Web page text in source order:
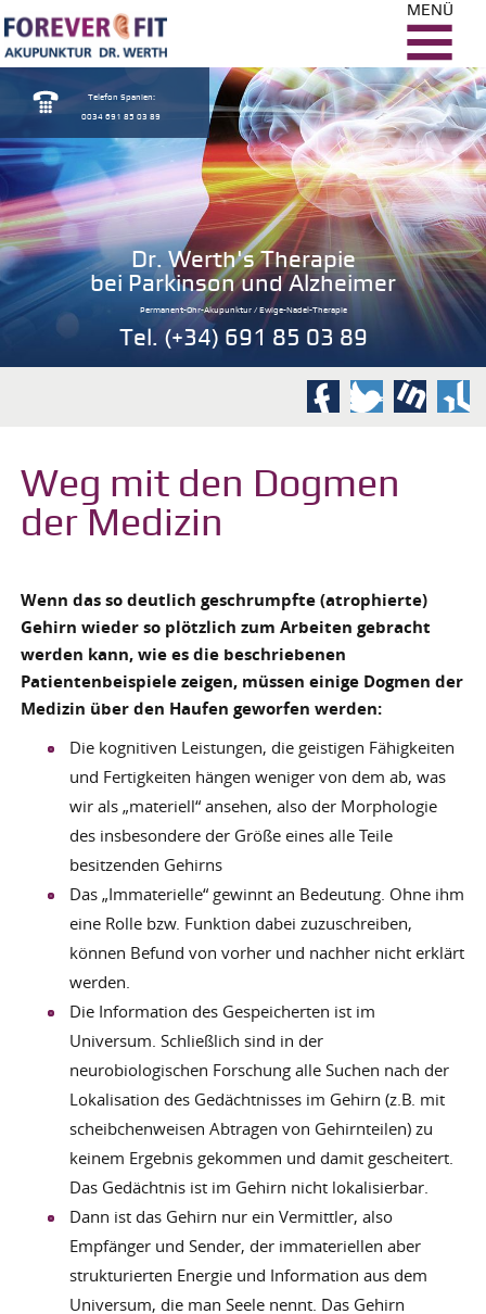
MENÜ
Telefon Spanien:
0034 691 85 03 89
Dr. Werth's Therapie
bei Parkinson und Alzheimer
Permanent-Ohr-Akupunktur / Ewige-Nadel-Therapie
Tel. (+34) 691 85 03 89
Weg mit den Dogmen
der Medizin
Wenn das so deutlich geschrumpfte (atrophierte)
Gehirn wieder so plötzlich zum Arbeiten gebracht
werden kann, wie es die beschriebenen
Patientenbeispiele zeigen, müssen einige Dogmen der
Medizin über den Haufen geworfen werden:
Die kognitiven Leistungen, die geistigen Fähigkeiten
und Fertigkeiten hängen weniger von dem ab, was
wir als „materiell“ ansehen, also der Morphologie
des insbesondere der Größe eines alle Teile
besitzenden Gehirns
Das „Immaterielle“ gewinnt an Bedeutung. Ohne ihm
eine Rolle bzw. Funktion dabei zuzuschreiben,
können Befund von vorher und nachher nicht erklärt
werden.
Die Information des Gespeicherten ist im
Universum. Schließlich sind in der
neurobiologischen Forschung alle Suchen nach der
Lokalisation des Gedächtnisses im Gehirn (z.B. mit
scheibchenweisen Abtragen von Gehirnteilen) zu
keinem Ergebnis gekommen und damit gescheitert.
Das Gedächtnis ist im Gehirn nicht lokalisierbar.
Dann ist das Gehirn nur ein Vermittler, also
Empfänger und Sender, der immateriellen aber
strukturierten Energie und Information aus dem
Universum, die man Seele nennt. Das Gehirn